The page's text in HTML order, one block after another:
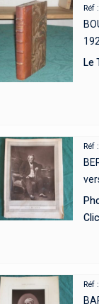
Réf
Le
Réf
Réf